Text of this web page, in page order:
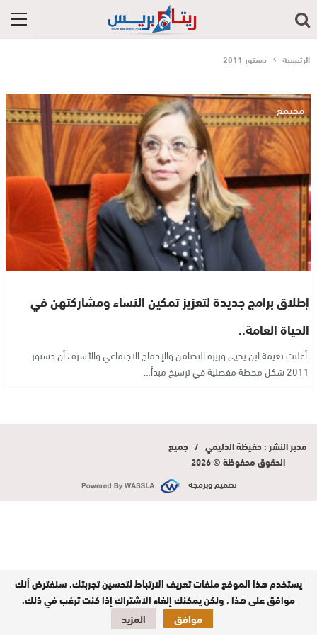
الرئيسية دستور 2011
مجتمع
إطلاق برامج جديدة لتعزيز تمكين النساء ومشاركتهن في
الحياة العامة..
أعلنت نعيمة ابن يحيى وزيرة التضامن والإدماج الاجتماعي والأسرة ، أن دستور
2011 شكل محطة مفصلية في ترسيخ مبدأ…
مدير النشر : حفيظة الدليمي / جميع
الحقوق محفوظة © 2026
تصميم وبرمجة
يستخدم هذا الموقع ملفات تعريف الارتباط لتحسين تجربتك. سنفترض أنك
موافق على هذا ، ولكن يمكنك إلغاء الاشتراك إذا كنت ترغب في ذلك.
موافق
المزيد